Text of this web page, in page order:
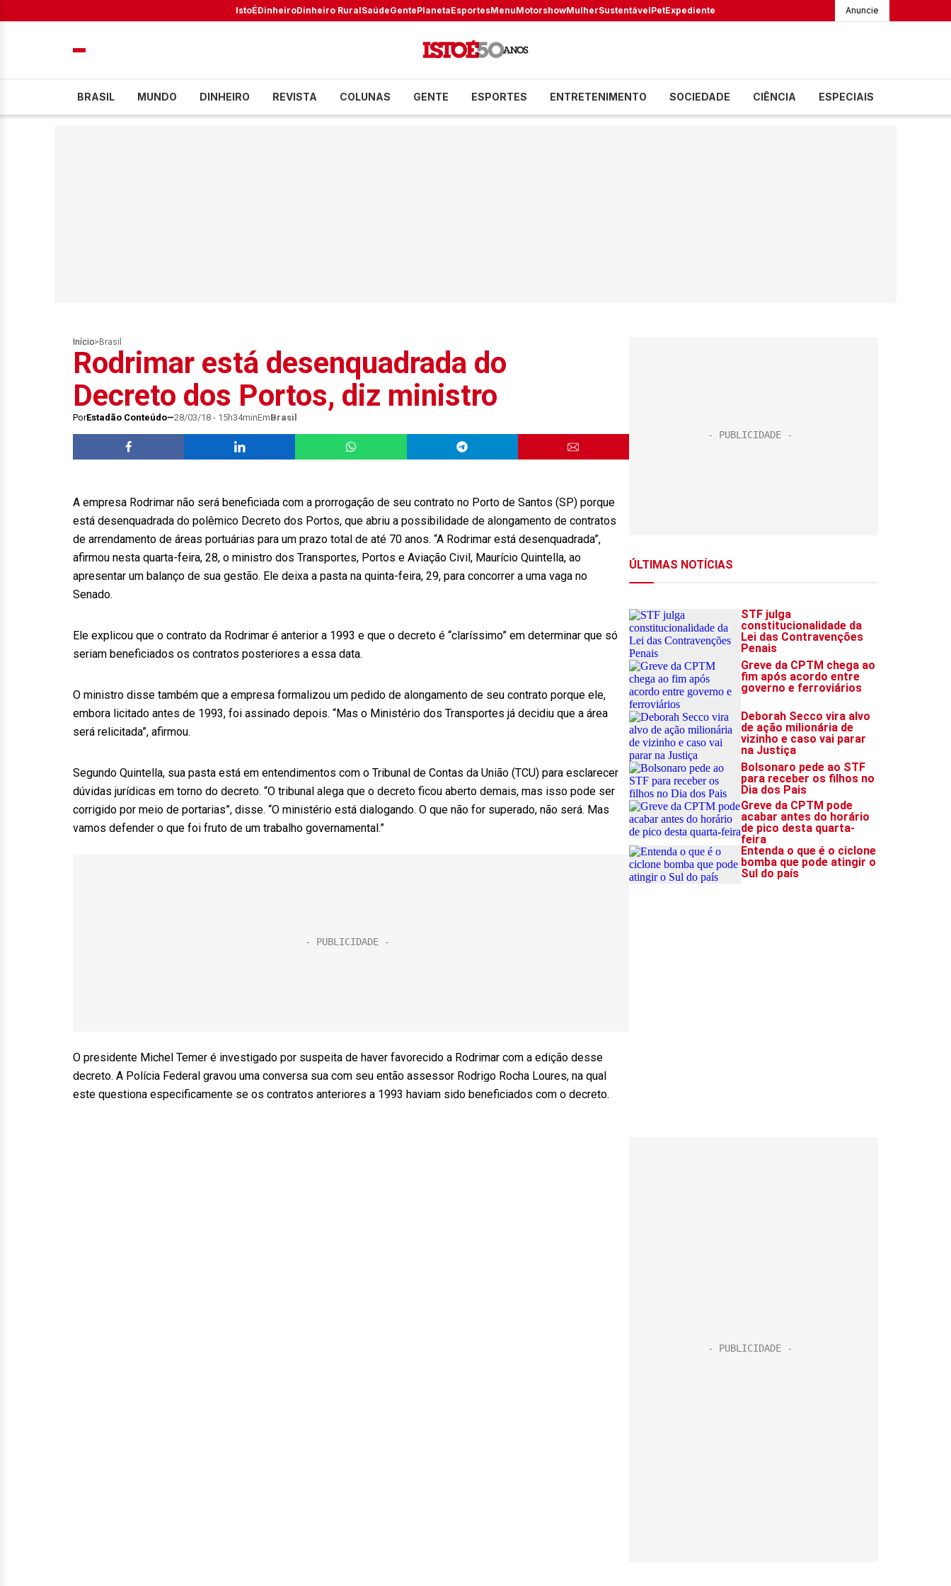
IstoÉDinheiroDinheiro RuralSaúdeGentePlanetaEsportesMenuMotorshowMulherSustentávelPetExpediente Anuncie
BRASIL MUNDO DINHEIRO REVISTA COLUNAS GENTE ESPORTES ENTRETENIMENTO SOCIEDADE CIÊNCIA ESPECIAIS
Início> Brasil
Rodrimar está desenquadrada do
Decreto dos Portos, diz ministro
PorEstadão Conteúdo 28/03/18 - 15h34minEmBrasil
A empresa Rodrimar não será beneficiada com a prorrogação de seu contrato no Porto de Santos (SP) porque
está desenquadrada do polêmico Decreto dos Portos, que abriu a possibilidade de alongamento de contratos
de arrendamento de áreas portuárias para um prazo total de até 70 anos. “A Rodrimar está desenquadrada”,
afirmou nesta quarta-feira, 28, o ministro dos Transportes, Portos e Aviação Civil, Maurício Quintella, ao
apresentar um balanço de sua gestão. Ele deixa a pasta na quinta-feira, 29, para concorrer a uma vaga no
Senado.
Ele explicou que o contrato da Rodrimar é anterior a 1993 e que o decreto é “claríssimo” em determinar que só
seriam beneficiados os contratos posteriores a essa data.
O ministro disse também que a empresa formalizou um pedido de alongamento de seu contrato porque ele,
embora licitado antes de 1993, foi assinado depois. “Mas o Ministério dos Transportes já decidiu que a área
será relicitada”, afirmou.
Segundo Quintella, sua pasta está em entendimentos com o Tribunal de Contas da União (TCU) para esclarecer
dúvidas jurídicas em torno do decreto. “O tribunal alega que o decreto ficou aberto demais, mas isso pode ser
corrigido por meio de portarias”, disse. “O ministério está dialogando. O que não for superado, não será. Mas
vamos defender o que foi fruto de um trabalho governamental.”
O presidente Michel Temer é investigado por suspeita de haver favorecido a Rodrimar com a edição desse
decreto. A Polícia Federal gravou uma conversa sua com seu então assessor Rodrigo Rocha Loures, na qual
este questiona especificamente se os contratos anteriores a 1993 haviam sido beneficiados com o decreto.